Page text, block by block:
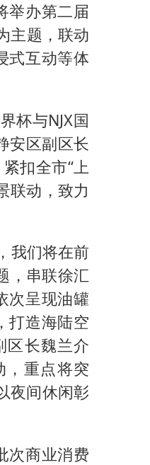
举办第二届
主题，联动
式互动等体
杯与NJX国
安区副区长
扣全市“上
联动，致力
我们将在前
，串联徐汇
次呈现油罐
打造海陆空
区长魏兰介
，重点将突
夜间休闲彰
次商业消费